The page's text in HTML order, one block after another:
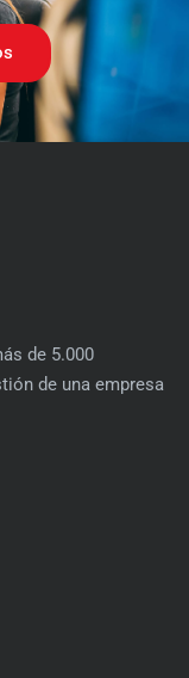
de 5.000
de una empresa